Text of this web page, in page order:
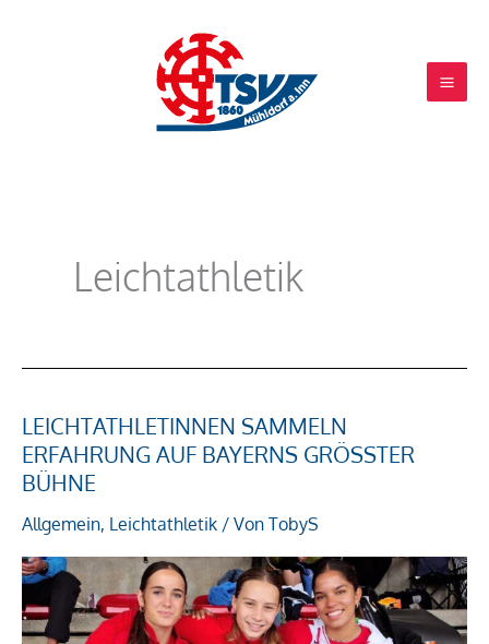
Leichtathletik
LEICHTATHLETINNEN SAMMELN
ERFAHRUNG AUF BAYERNS GRÖSSTER B
ÜHNE
Allgemein, Leichtathletik / Von TobyS
Leichtathletinnen
sammeln
Erfahrung
auf
größter
Bühne